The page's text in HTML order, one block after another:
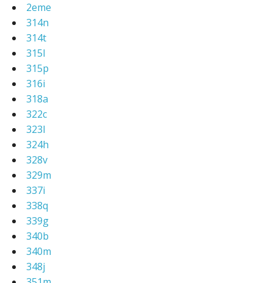
2eme
314n
314t
315l
315p
316i
318a
322c
323l
324h
328v
329m
337i
338q
339g
340b
340m
348j